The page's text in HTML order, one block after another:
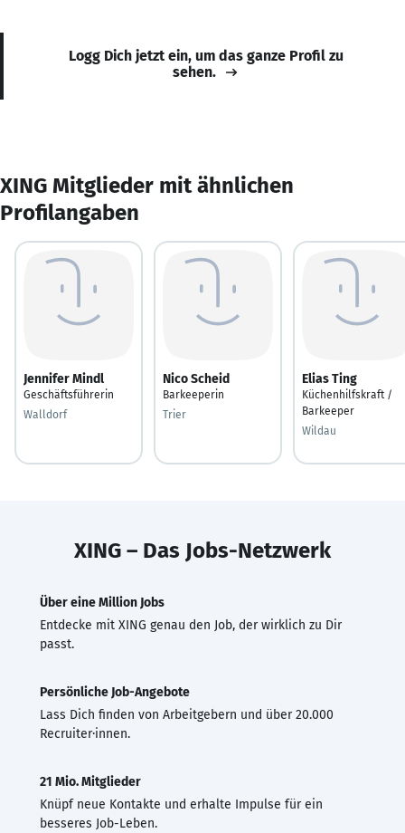
Logg Dich jetzt ein, um das ganze Profil zu
sehen.
XING Mitglieder mit ähnlichen
Profilangaben
Jennifer Mindl
Geschäftsführerin
Walldorf
Nico Scheid
Barkeeperin
Trier
Elias Ting
Küchenhilfskraft /
Barkeeper
Wildau
XING – Das Jobs-Netzwerk
Über eine Million Jobs
Entdecke mit XING genau den Job, der wirklich zu Dir
passt.
Persönliche Job-Angebote
Lass Dich finden von Arbeitgebern und über 20.000
Recruiter·innen.
21 Mio. Mitglieder
Knüpf neue Kontakte und erhalte Impulse für ein
besseres Job-Leben.